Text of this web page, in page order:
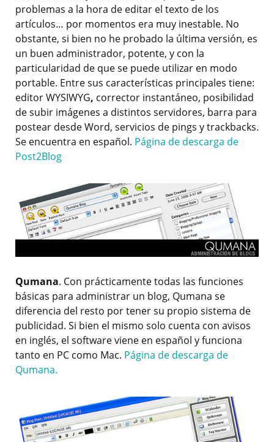
problemas a la hora de editar el texto de los
artículos… por momentos era muy inestable. No
obstante, si bien no he probado la última versión, es
un buen administrador, potente, y con la
particularidad de que se puede utilizar en modo
portable. Entre sus características principales tiene:
editor WYSIWYG, corrector instantáneo, posibilidad
de subir imágenes a distintos servidores, barra para
postear desde Word, servicios de pings y trackbacks.
Se encuentra en español. Página de descarga de
Post2Blog
Qumana. Con prácticamente todas las funciones
básicas para administrar un blog, Qumana se
diferencia del resto por tener su propio sistema de
publicidad. Si bien el mismo solo cuenta con avisos
en inglés, el software viene en español y funciona
tanto en PC como Mac. Página de descarga de
Qumana.